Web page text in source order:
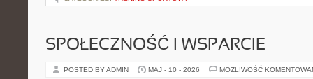
SPOŁECZNOŚĆ I WSPARCIE
POSTED BY ADMIN MAJ - 10 - 2026 MOŻLIWOŚĆ